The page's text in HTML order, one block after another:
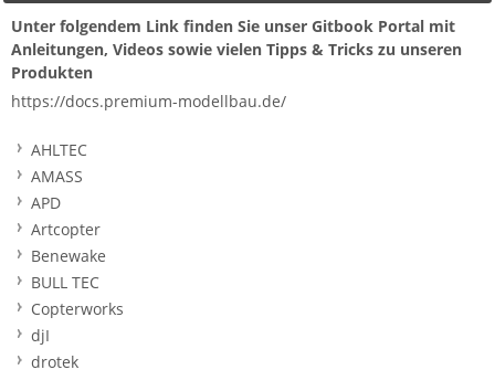
Unter folgendem Link finden Sie unser Gitbook Portal mit
Anleitungen, Videos sowie vielen Tipps & Tricks zu unseren
Produkten
https://docs.premium-modellbau.de/
AHLTEC
AMASS
APD
Artcopter
Benewake
BULL TEC
Copterworks
djI
drotek